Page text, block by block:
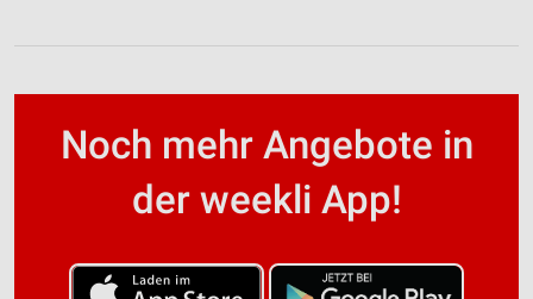
Noch mehr Angebote in
der weekli App!